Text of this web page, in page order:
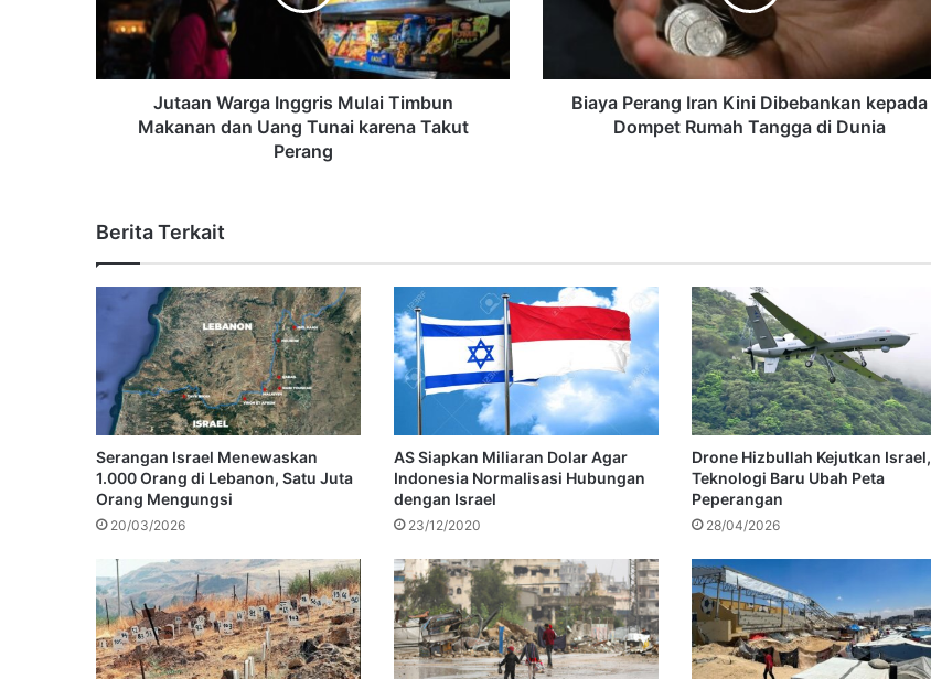
Jutaan Warga Inggris Mulai Timbun
Makanan dan Uang Tunai karena Takut
Perang
Biaya Perang Iran Kini Dibebankan kepada
Dompet Rumah Tangga di Dunia
Berita Terkait
Serangan Israel Menewaskan
1.000 Orang di Lebanon, Satu Juta
Orang Mengungsi
20/03/2026
AS Siapkan Miliaran Dolar Agar
Indonesia Normalisasi Hubungan
dengan Israel
23/12/2020
Drone Hizbullah Kejutkan Israel,
Teknologi Baru Ubah Peta
Peperangan
28/04/2026